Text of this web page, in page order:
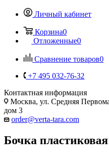
Личный кабинет
Корзина0
Отложенные0
Сравнение товаров0
+7 495 032-76-32
Контактная информация
Москва, ул. Средняя
дом 3
order@verta-tara.com
Бочка